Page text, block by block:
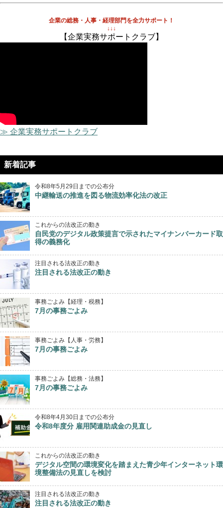
企業の総務・人事・経理部門を全力サポート！
↓↓↓
【企業実務サポートクラブ】
≫ 企業実務サポートクラブ
新着記事
令和8年5月29日までの公布分
中継輸送の推進を図る物流効率化法の改正
これからの法改正の動き
自民党のデジタル政策提言で示されたマイナンバーカード取
得の義務化
注目される法改正の動き
注目される法改正の動き
事務ごよみ【経理・税務】
7月の事務ごよみ
事務ごよみ【人事・労務】
7月の事務ごよみ
事務ごよみ【総務・法務】
7月の事務ごよみ
令和8年4月30日までの公布分
令和8年度分 雇用関連助成金の見直し
これからの法改正の動き
デジタル空間の環境変化を踏まえた青少年インターネット環
境整備法の見直しを検討
注目される法改正の動き
注目される法改正の動き